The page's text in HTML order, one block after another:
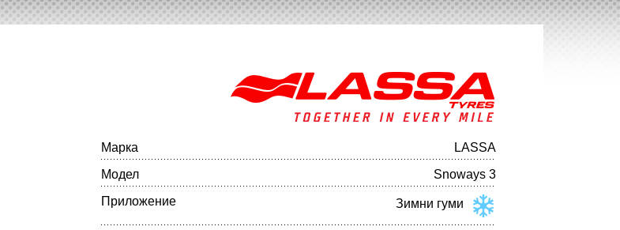
Марка
LASSA
Модел
Snoways 3
Приложение
Зимни гуми